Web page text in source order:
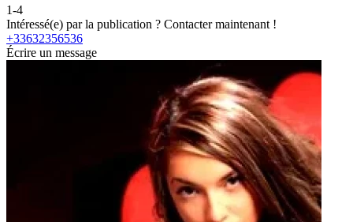
1-4
Intéressé(e) par la publication ? Contacter maintenant !
+33632356536
Écrire un message